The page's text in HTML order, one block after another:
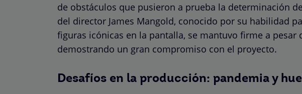
de obstáculos que pusieron a prueba la determinación
del director James Mangold, conocido por su habilidad
figuras icónicas en la pantalla, se mantuvo firme a pesar
demostrando un gran compromiso con el proyecto.
Desafíos en la producción: pandemia y